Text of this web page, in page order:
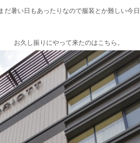
だ暑い日もあったりなので服装とか難しい今日
お久し振りにやって来たのはこちら。